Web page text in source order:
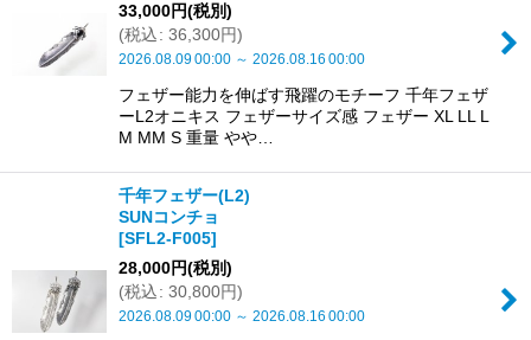
33,000円(税別)
(税込: 36,300円)
2026.08.0900:00 ～ 2026.08.16 00:00
フェザー能力を伸ばす飛躍のモチーフ 千年フェザ
ーL2オニキス フェザーサイズ感 フェザー XL LL L
M MM S 重量 やや…
千年フェザー(L2)
SUNコンチョ
[SFL2-F005]
28,000円(税別)
(税込: 30,800円)
2026.08.0900:00 ～ 2026.08.16 00:00